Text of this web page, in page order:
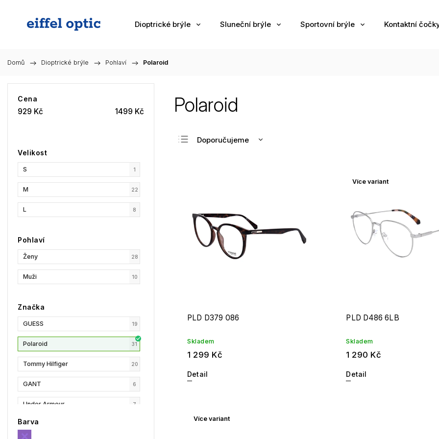
Dioptrické brýle Sluneční brýle Sportovní brýle Kontaktní
Domů / Dioptrické brýle / Pohlaví / Polaroid
Cena
929 Kč 1499 Kč
Velikost
S 1
M 22
L 8
Pohlaví
Ženy 28
Muži 10
Značka
GUESS 19
Polaroid 31
Tommy Hilfiger 20
GANT 6
Under Armour 7
Privé Revaux
Barva
Polaroid
Doporučujeme
PLD D379 086
Skladem
1 299 Kč
Detail
Více variant
PLD D486 6LB
Skladem
1 290 Kč
Detail
Více variant